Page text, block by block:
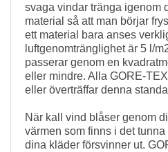
svaga vindar tränga igenom
material så att man börjar
ett material bara anses
luftgenomtränglighet är 5 l/
passerar genom en
eller mindre. Alla GORE-
eller överträffar denna
När kall vind blåser genom
värmen som finns i det
dina kläder försvinner ut.